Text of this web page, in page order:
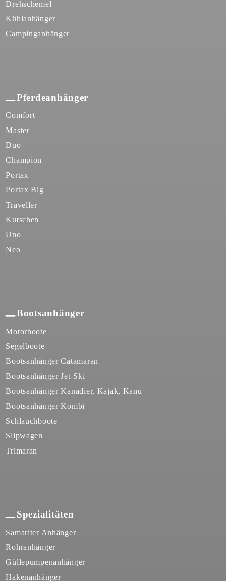
Drehschemel
Kühlanhänger
Campinganhänger
Pferdeanhänger
Comfort
Master
Duo
Champion
Portax
Portax Big
Traveller
Kutschen
Uno
Neo
Bootsanhänger
Motorboote
Segelboote
Bootsanhänger Catamaran
Bootsanhänger Jet-Ski
Bootsanhänger Kanadier, Kajak, Kanu
Bootsanhänger Kombi
Schlauchboote
Slipwagen
Trimaran
Spezialitäten
Samariter Anhänger
Rohranhänger
Güllepumpenanhänger
Hakenanhänger